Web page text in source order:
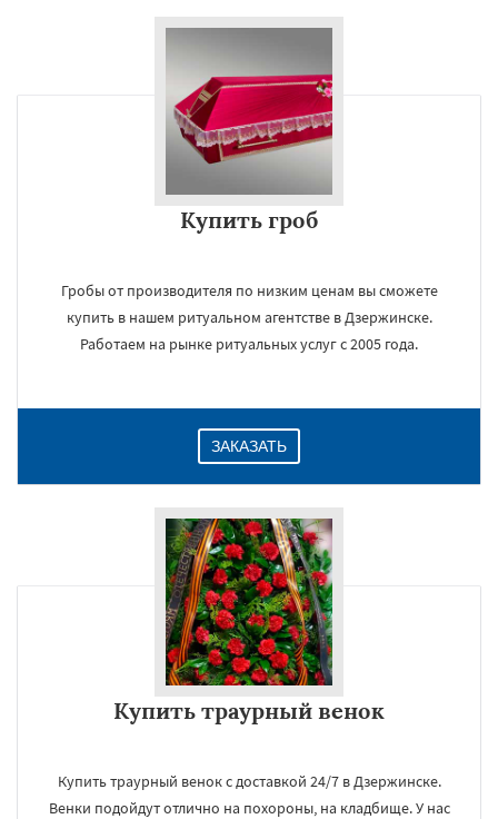
Купить гроб
Гробы от производителя по низким ценам вы сможете
купить в нашем ритуальном агентстве в Дзержинске.
Работаем на рынке ритуальных услуг с 2005 года.
ЗАКАЗАТЬ
Купить траурный венок
Купить траурный венок с доставкой 24/7 в Дзержинске.
Венки подойдут отлично на похороны, на кладбище. У нас